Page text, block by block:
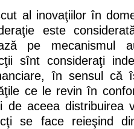
al inovaţiilor în
este
pe mecanismul
sînt consideraţi
în sensul că
ce le revin în
de aceea distribuirea
se face reieşind